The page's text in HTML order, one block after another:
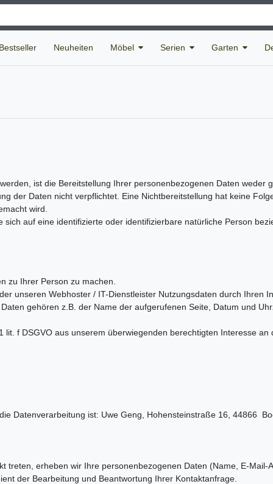
Bestseller Neuheiten Möbel Serien Garten
ist die Bereitstellung Ihrer personenbezogenen Daten weder
der Daten nicht verpflichtet. Eine Nichtbereitstellung hat keine
wird.
auf eine identifizierte oder identifizierbare natürliche Person
zu Ihrer Person zu machen.
unseren Webhoster / IT-Dienstleister Nutzungsdaten durch Ihren
gehören z.B. der Name der aufgerufenen Seite, Datum und
lit. f DSGVO aus unserem überwiegenden berechtigten Interesse
Datenverarbeitung ist: Uwe Geng, Hohensteinstraße 16, 44866
treten, erheben wir Ihre personenbezogenen Daten (Name, E-
der Bearbeitung und Beantwortung Ihrer Kontaktanfrage.